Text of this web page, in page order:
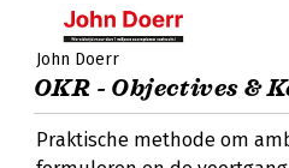
John Doerr
OKR - Objectives &
Praktische methode om